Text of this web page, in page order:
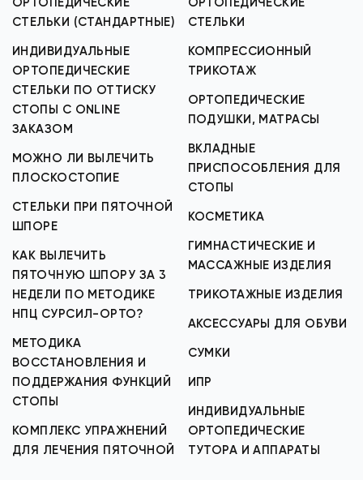
СТЕЛЬКИ (СТАНДАРТНЫЕ)
ИНДИВИДУАЛЬНЫЕ
ОРТОПЕДИЧЕСКИЕ
СТЕЛЬКИ ПО ОТТИСКУ
СТОПЫ С ONLINE
ЗАКАЗОМ
МОЖНО ЛИ ВЫЛЕЧИТЬ
ПЛОСКОСТОПИЕ
СТЕЛЬКИ ПРИ ПЯТОЧНОЙ
ШПОРЕ
КАК ВЫЛЕЧИТЬ
ПЯТОЧНУЮ ШПОРУ ЗА 3
НЕДЕЛИ ПО МЕТОДИКЕ
НПЦ СУРСИЛ-ОРТО?
МЕТОДИКА
ВОССТАНОВЛЕНИЯ И
ПОДДЕРЖАНИЯ ФУНКЦИЙ
СТОПЫ
КОМПЛЕКС УПРАЖНЕНИЙ
ДЛЯ ЛЕЧЕНИЯ ПЯТОЧНОЙ
СТЕЛЬКИ
КОМПРЕССИОННЫЙ
ТРИКОТАЖ
ОРТОПЕДИЧЕСКИЕ
ПОДУШКИ, МАТРАСЫ
ВКЛАДНЫЕ
ПРИСПОСОБЛЕНИЯ ДЛЯ
СТОПЫ
КОСМЕТИКА
ГИМНАСТИЧЕСКИЕ И
МАССАЖНЫЕ ИЗДЕЛИЯ
ТРИКОТАЖНЫЕ ИЗДЕЛИЯ
АКСЕССУАРЫ ДЛЯ ОБУВИ
СУМКИ
ИПР
ИНДИВИДУАЛЬНЫЕ
ОРТОПЕДИЧЕСКИЕ
ТУТОРА И АППАРАТЫ